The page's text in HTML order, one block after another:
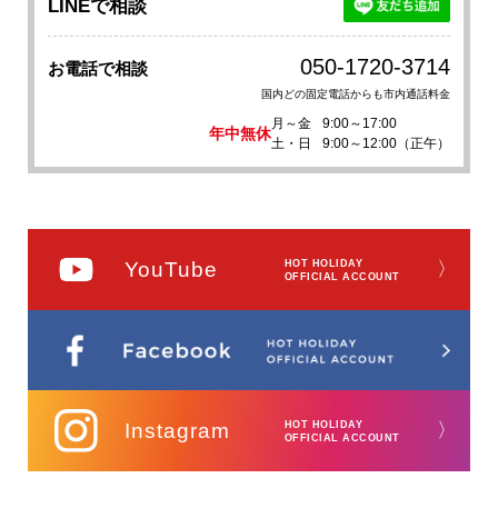
LINEで相談
お電話で相談 050-1720-3714
国内どの固定電話からも市内通話料金
年中無休
月～金
9:00～17:00
土・日
9:00～12:00（正午）
YouTube
HOT HOLIDAY
OFFICIAL ACCOUNT
〉
Instagram
HOT HOLIDAY
OFFICIAL ACCOUNT
〉